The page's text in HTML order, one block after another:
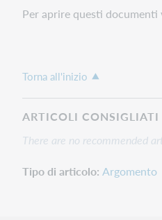
Per aprire questi
Torna all'inizio
ARTICOLI CONSIGLIATI
There are no recommended
Tipo di articolo Argomento